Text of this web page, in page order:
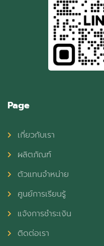
Page
เกี่ยวกับเรา
ผลิตภัณฑ์
ตัวแทนจำหน่าย
ศูนย์การเรียนรู้
แจ้งการชำระเงิน
ติดต่อเรา